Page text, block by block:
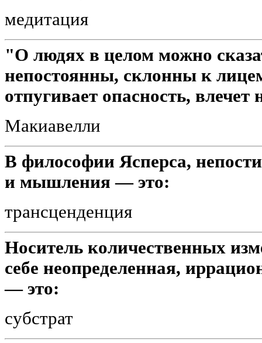
медитация
"О людях в целом можно
непостоянны, склонны к
отпугивает опасность,
Макиавелли
В философии Ясперса,
и мышления — это:
трансценденция
Носитель количественных
себе неопределенная,
— это:
субстрат